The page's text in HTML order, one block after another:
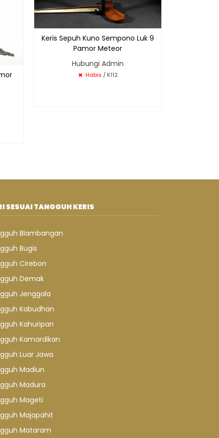
Keris Sepuh Kuno Sempono Luk 9
Pamor Meteor
Hubungi Admin
Habis / K112
SESUAI TANGGUH KERIS
Blambangan
Bugis
Cirebon
Demak
Jenggala
Kabudhan
Kahuripan
Kamardikan
Luar Jawa
Madiun
Madura
Mageti
Majapahit
Mataram